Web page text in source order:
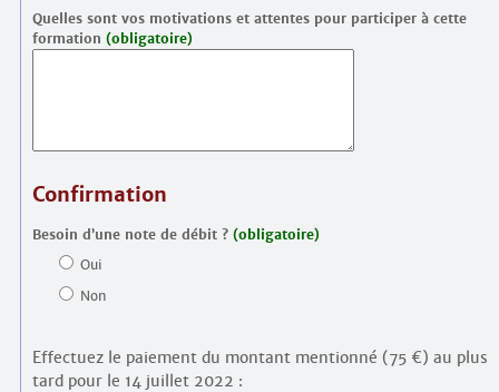
Quelles sont vos motivations et attentes pour participer à cette
formation (obligatoire)
Confirmation
Besoin d’une note de débit ? (obligatoire)
Oui
Non
Effectuez le paiement du montant mentionné (75 €) au plus
tard pour le 14 juillet 2022 :